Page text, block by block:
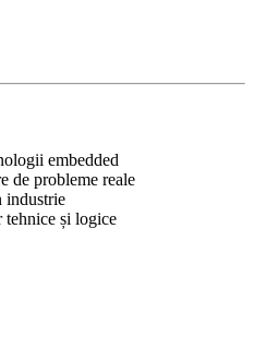
embedded
de probleme reale
industrie
tehnice și logice